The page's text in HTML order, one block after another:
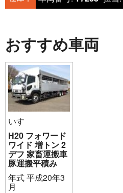
おすすめ車両
いすゞ
H20 フォワード
ワイド 増トン 2
デフ 家畜運搬車
豚運搬平積み
年式平成20年3
月